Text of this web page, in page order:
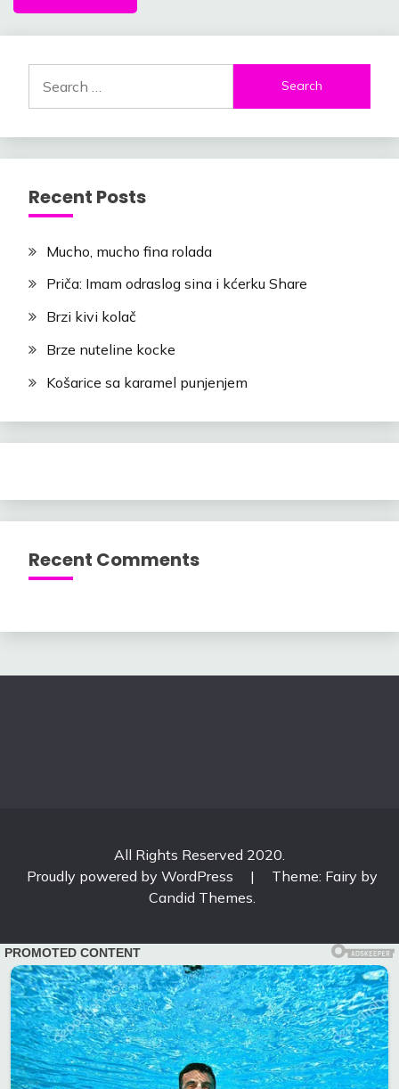
for:
Recent Posts
Mucho, mucho fina rolada
Priča: Imam odraslog sina i kćerku Share
Brzi kivi kolač
Brze nuteline kocke
Košarice sa karamel punjenjem
Recent Comments
All Rights Reserved 2020.
Proudly powered by WordPress
|
Theme: Fairy by
Candid Themes